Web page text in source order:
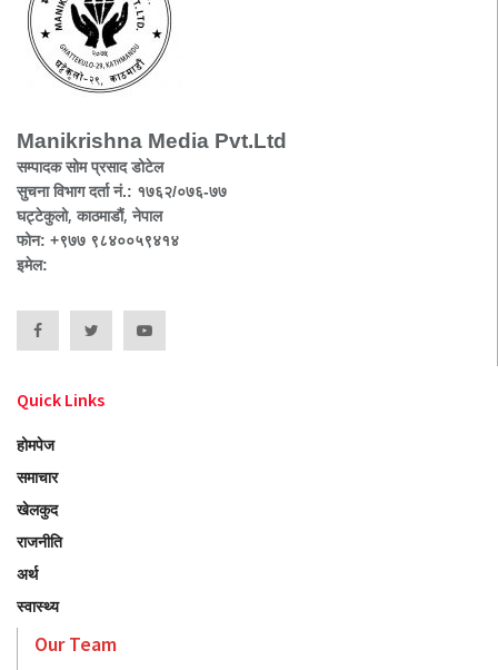
Manikrishna Media Pvt.Ltd
सम्पादक सोम प्रसाद डोटेल
सुचना विभाग दर्ता नं.: १७६२/०७६-७७
घट्टेकुलो, काठमाडौं, नेपाल
फोन: +९७७ ९८४००५९४१४
इमेल:
Quick Links
होमपेज
समाचार
खेलकुद
राजनीति
अर्थ
स्वास्थ्य
Our Team